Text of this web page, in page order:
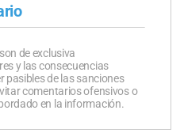
de exclusiva
y las consecuencias
pasibles de las sanciones
comentarios ofensivos o
en la información.